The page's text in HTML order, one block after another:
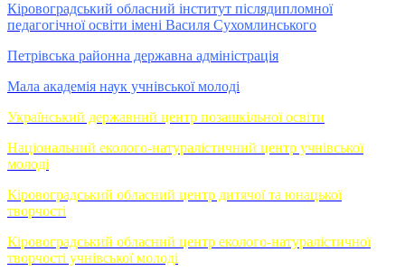
Кіровоградський обласний інститут післядипломної
педагогічної освіти імені Василя Сухомлинського
Петрівська районна державна адміністрація
Мала академія наук учнівської молоді
Український державний центр позашкільної освіти
Національний еколого-натуралістичний центр учнівської
молоді
Кіровоградський обласний центр дитячої та юнацької
творчості
Кіровоградський обласний центр еколого-натуралістичної
творчості учнівської молоді